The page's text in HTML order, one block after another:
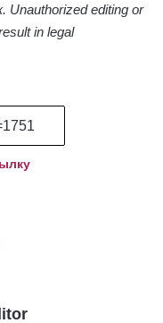
Unauthorized editing or
in legal